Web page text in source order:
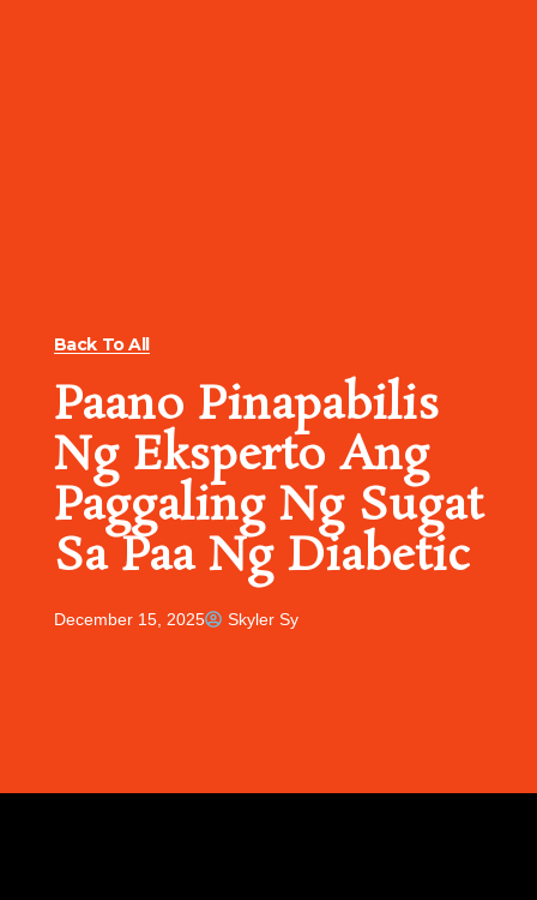
Back To All
Paano Pinapabilis
Ng Eksperto Ang
Paggaling Ng Sugat
Sa Paa Ng Diabetic
December 15, 2025 Skyler Sy